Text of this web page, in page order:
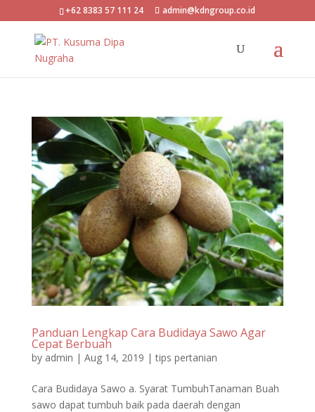
+62 8383 57 111 24 admin@kdngroup.co.id
Panduan Lengkap Cara Budidaya Sawo Agar
Cepat Berbuah
by admin | Aug 14, 2019 |tips pertanian
Cara Budidaya Sawo a. Syarat TumbuhTanaman Buah
sawo dapat tumbuh baik pada daerah dengan